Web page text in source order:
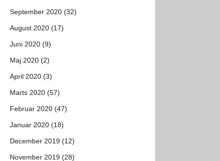
September 2020 (32)
August 2020 (17)
Juni 2020 (9)
Maj 2020 (2)
April 2020 (3)
Marts 2020 (57)
Februar 2020 (47)
Januar 2020 (18)
December 2019 (12)
November 2019 (28)